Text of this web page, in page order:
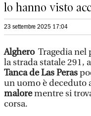
lo hanno visto
23 settembre 2025 17:04
Alghero Tragedia nel
la strada statale 291,
Tanca de Las Peras
un uomo è deceduto
malorementre si
corsa.